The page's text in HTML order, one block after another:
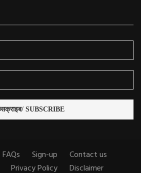
FAQs Sign-up
Contact us
Privacy Policy Disclaimer